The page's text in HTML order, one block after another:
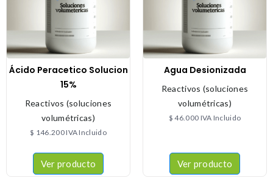
Ácido Peracetico Solucion
15%
Reactivos (soluciones
volumétricas)
$ 146.200IVA Incluido
Ver producto
Agua Desionizada
Reactivos (soluciones
volumétricas)
$ 46.000 IVA Incluido
Ver producto